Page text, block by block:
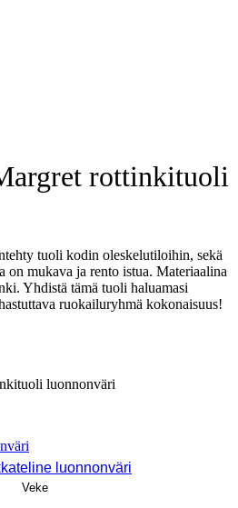
rottinkituoli
tuoli kodin oleskelutiloihin, sekä
on mukava ja rento istua. Materiaalina
Yhdistä tämä tuoli haluamasi
ruokailuryhmä kokonaisuus!
luonnonväri
Veke